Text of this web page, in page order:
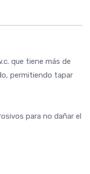
que tiene más de
permitiendo tapar
para no dañar el